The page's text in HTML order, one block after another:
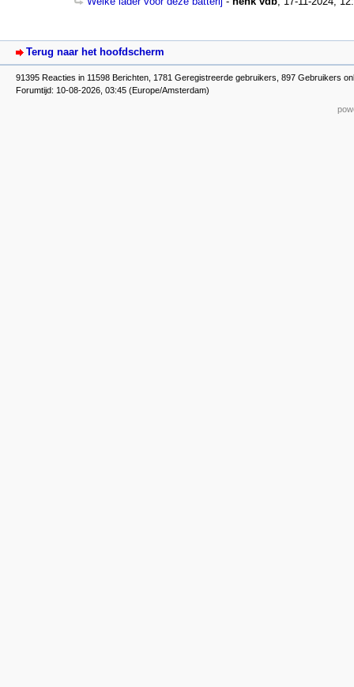
Terug naar het hoofdscherm
91395 Reacties in 11598 Berichten, 1781 Geregistreerde gebruikers, 897 Gebruikers
Forumtijd: 10-08-2026, 03:45 (Europe/Amsterdam)